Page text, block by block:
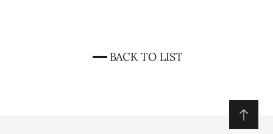
BACK TO LIST